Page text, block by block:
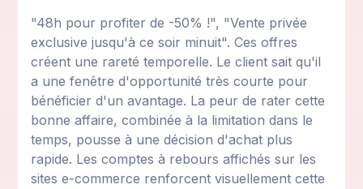
"48h pour profiter de -50% !", "Vente privée
exclusive jusqu'à ce soir minuit". Ces offres
créent une rareté temporelle. Le client sait qu'il
a une fenêtre d'opportunité très courte pour
bénéficier d'un avantage. La peur de rater cette
bonne affaire, combinée à la limitation dans le
temps, pousse à une décision d'achat plus
rapide. Les comptes à rebours affichés sur les
sites e-commerce renforcent visuellement cette